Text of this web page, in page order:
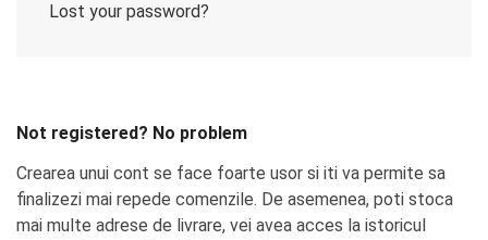
Lost your password?
Not registered? No problem
Crearea unui cont se face foarte usor si iti va permite sa
finalizezi mai repede comenzile. De asemenea, poti stoca
mai multe adrese de livrare, vei avea acces la istoricul